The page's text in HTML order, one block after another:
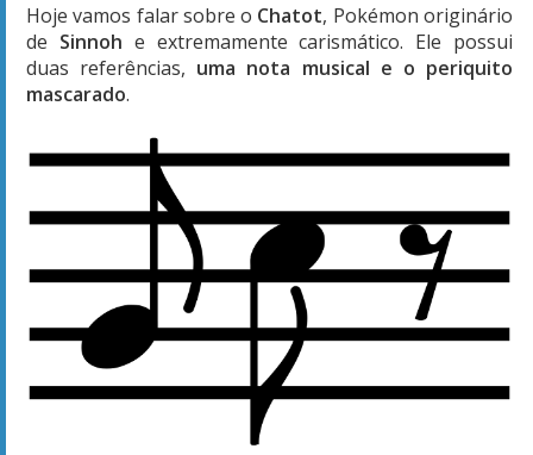
Hoje vamos falar sobre o Chatot, Pokémon originário
de Sinnoh e extremamente carismático. Ele possui
duas referências, uma nota musical e o periquito
mascarado.